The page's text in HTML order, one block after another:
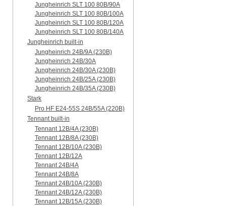
Jungheinrich SLT 100 80B/90A
Jungheinrich SLT 100 80B/100A
Jungheinrich SLT 100 80B/120A
Jungheinrich SLT 100 80B/140A
Jungheinrich built-in
Jungheinrich 24B/9A (230B)
Jungheinrich 24B/30A
Jungheinrich 24B/30A (230B)
Jungheinrich 24B/25A (230B)
Jungheinrich 24B/35A (230B)
Stark
Pro HF E24-55S 24B/55A (220B)
Tennant built-in
Tennant 12B/4A (230B)
Tennant 12B/8A (230B)
Tennant 12B/10A (230B)
Tennant 12B/12A
Tennant 24B/4A
Tennant 24B/8A
Tennant 24B/10A (230B)
Tennant 24B/12A (230B)
Tennant 12B/15A (230B)